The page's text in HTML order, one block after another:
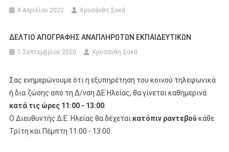
8 Απριλίου 2022 Χρυσάνθη Συκά
ΔΕΛΤΙΟ ΑΠΟΓΡΑΦΗΣ ΑΝΑΠΛΗΡΩΤΩΝ ΕΚΠΑΙΔΕΥΤΙΚΩΝ
1 Σεπτεμβρίου 2020 Χρυσάνθη Συκά
Σας ενημερώνουμε ότι η εξυπηρέτηση του κοινού τηλεφωνικά
ή δια ζώσης από τη Δ/νση ΔΕ Ηλείας, θα γίνεται καθημερινά
κατά τις ώρες 11:00 - 13:00.
Ο Διευθυντής Δ.Ε. Ηλείας θα δέχεται κατόπιν ραντεβού κάθε
Τρίτη και Πέμπτη 11:00 - 13:00.